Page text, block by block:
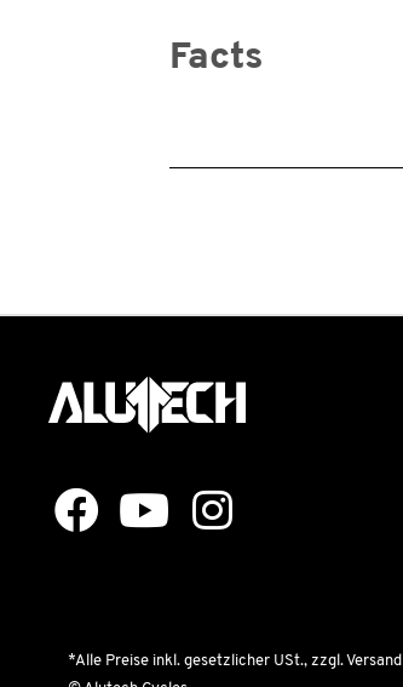
Facts
*Alle Preise inkl. gesetzlicher USt., zzgl. Versand